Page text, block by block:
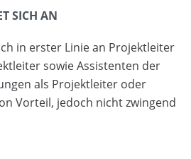
SICH AN
in erster Linie an Projektleiter
sowie Assistenten der
als Projektleiter oder
Vorteil, jedoch nicht zwingend